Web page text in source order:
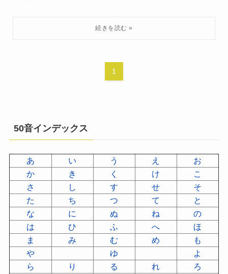
1
50音インデックス
あ い う え
お
か
き く け
こ
さ
し す せ
そ
た
ち つ て
と
な
に ぬ ね
の
は
ひ ふ へ
ほ
ま
み む め
も
や
ゆ
よ
ら
り る れ
ろ